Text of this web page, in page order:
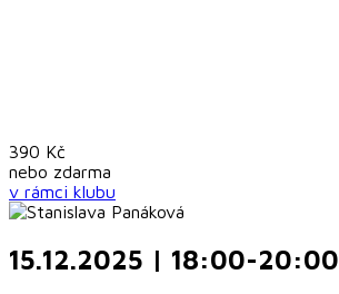
390 Kč
nebo zdarma
v rámci klubu
15.12.2025 | 18:00-20:00